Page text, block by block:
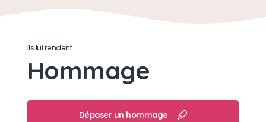
Sa balle de tennis et ses peluches.
Son loisir préféré
Ils lui rendent
Hommage
Déposer un hommage